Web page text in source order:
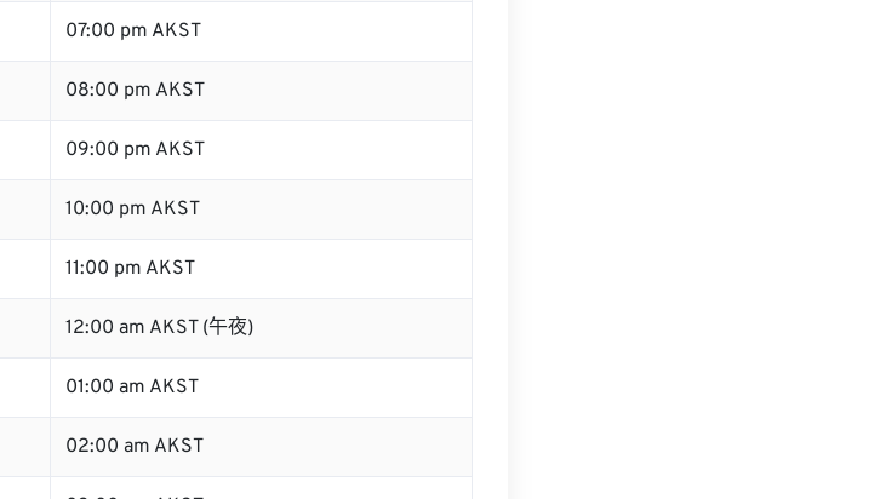
07:00 pm AKST
08:00 pm AKST
09:00 pm AKST
10:00 pm AKST
11:00 pm AKST
12:00 am AKST (午夜)
01:00 am AKST
02:00 am AKST